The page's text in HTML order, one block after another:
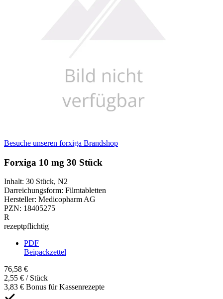
Besuche unseren forxiga Brandshop
Forxiga 10 mg 30 Stück
Inhalt: 30 Stück, N2
Darreichungsform: Filmtabletten
Hersteller: Medicopharm AG
PZN: 18405275
R
rezeptpflichtig
PDF
Beipackzettel
76,58 €
2,55 € / Stück
3,83 € Bonus für Kassenrezepte